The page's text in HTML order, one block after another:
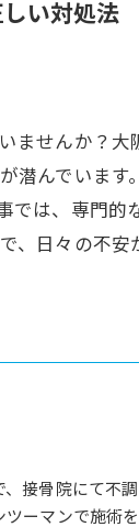
い対処法
せんか？
んでいま
は、専門
日々の不
接骨院にて不
ーマンで施術を